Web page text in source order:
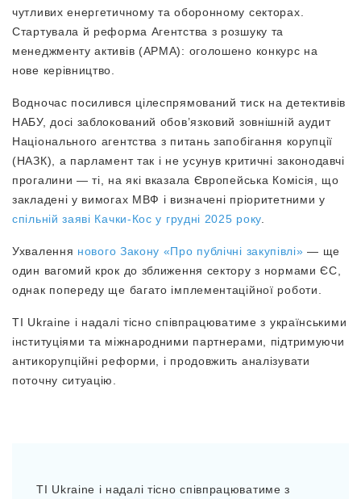
чутливих енергетичному та оборонному секторах.
Стартувала й реформа Агентства з розшуку та
менеджменту активів (АРМА): оголошено конкурс на
нове керівництво.
Водночас посилився цілеспрямований тиск на детективів
НАБУ, досі заблокований обов’язковий зовнішній аудит
Національного агентства з питань запобігання корупції
(НАЗК), а парламент так і не усунув критичні законодавчі
прогалини — ті, на які вказала Європейська Комісія, що
закладені у вимогах МВФ і визначені пріоритетними у
спільній заяві Качки-Кос у грудні 2025 року
Ухвалення нового Закону «Про публічні закупівлі» — ще
один вагомий крок до зближення сектору з нормами ЄС,
однак попереду ще багато імплементаційної роботи.
TI Ukraine і надалі тісно співпрацюватиме з українськими
інституціями та міжнародними партнерами, підтримуючи
антикорупційні реформи, і продовжить аналізувати
поточну ситуацію.
TI Ukraine і надалі тісно співпрацюватиме з